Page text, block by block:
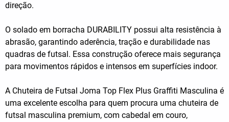
direção.
O solado em borracha DURABILITY possui alta resistência à
abrasão, garantindo aderência, tração e durabilidade nas
quadras de futsal. Essa construção oferece mais segurança
para movimentos rápidos e intensos em superfícies indoor.
A Chuteira de Futsal Joma Top Flex Plus Graffiti Masculina é
uma excelente escolha para quem procura uma chuteira de
futsal masculina premium, com cabedal em couro,